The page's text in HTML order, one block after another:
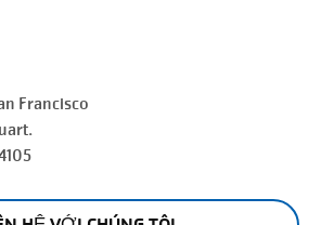
Francisco